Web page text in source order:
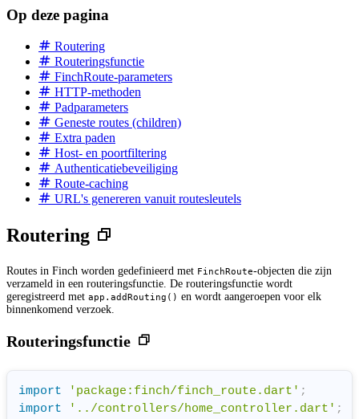
Op deze pagina
Routering
Routeringsfunctie
FinchRoute-parameters
HTTP-methoden
Padparameters
Geneste routes (children)
Extra paden
Host- en poortfiltering
Authenticatiebeveiliging
Route-caching
URL's genereren vanuit routesleutels
Routering
Routes in Finch worden gedefinieerd met FinchRoute-objecten die zijn
verzameld in een routeringsfunctie. De routeringsfunctie wordt
geregistreerd met app.addRouting() en wordt aangeroepen voor elk
binnenkomend verzoek.
Routeringsfunctie
import 'package:finch/finch_route.dart' ;
import
'../controllers/home_controller.dart' ;